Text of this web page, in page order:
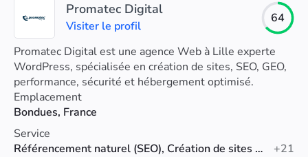
Promatec Digital
Visiter le profil
64
Promatec Digital est une agence Web à Lille experte
WordPress, spécialisée en création de sites, SEO, GEO,
performance, sécurité et hébergement optimisé.
Emplacement
Bondues, France
Service
Référencement naturel (SEO), Création de sites web, Développement web
+21